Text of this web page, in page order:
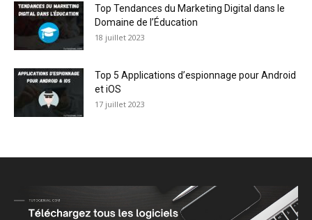
Top Tendances du Marketing Digital dans le
Domaine de l’Éducation
18 juillet 2023
Top 5 Applications d’espionnage pour Android
et iOS
17 juillet 2023